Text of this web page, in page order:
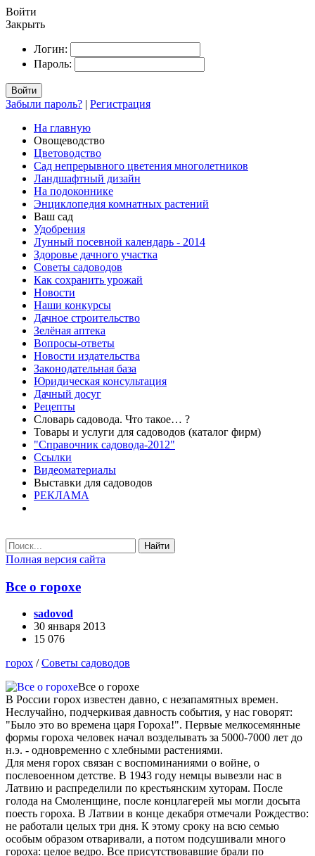
Войти
Закрыть
Логин:
Пароль:
Войти
Забыли пароль? | Регистрация
На главную
Овощеводство
Цветоводство
Сад непрерывного цветения многолетников
Ландшафтный дизайн
На подоконнике
Энциклопедия комнатных растений
Ваш сад
Удобрения
Лунный посевной календарь - 2014
Здоровье дачного участка
Советы садоводов
Как сохранить урожай
Новости
Наши конкурсы
Дачное строительство
Зелёная аптека
Вопросы-ответы
Новости издательства
Законодательная база
Юридическая консультация
Дачный досуг
Рецепты
Словарь садовода. Что такое… ?
Товары и услуги для садоводов (каталог фирм)
"Справочник садовода-2012"
Ссылки
Видеоматериалы
Выставки для садоводов
РЕКЛАМА
Найти
Полная версия сайта
Все о горохе
sadovod
30 января 2013
15 076
горох /Советы садоводов
Все о горохе
В России горох известен давно, с незапамятных времен.
Неслучайно, подчеркивая давность события, у нас говорят:
"Было это во времена царя Гороха!". Первые мелкосемянные
формы гороха человек начал возделывать за 5000-7000 лет до
н.э. - одновременно с хлебными растениями.
Для меня горох связан с воспоминаниями о войне, о
послевоенном детстве. В 1943 году немцы вывезли нас в
Латвию и распределили по крестьянским хуторам. После
голода на Смоленщине, после концлагерей мы могли досыта
поесть гороха. В Латвии в конце декабря отмечали Рождество:
не работали целых три дня. К этому сроку на всю семью
особым образом отваривали, а потом подсушивали много
гороха: целое ведро. Все присутствовавшие брали по